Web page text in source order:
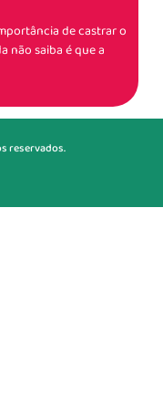
de castrar o
não saiba é que a
reservados.